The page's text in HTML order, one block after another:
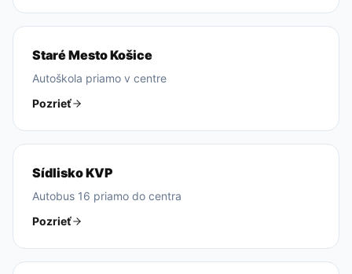
Staré Mesto Košice
Autoškola priamo v centre
Pozrieť
Sídlisko KVP
Autobus 16 priamo do centra
Pozrieť